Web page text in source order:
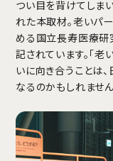
つい目を背けてしま
れた本取材。老いパ
める国立長寿医療研
記されています。「老
いに向き合うことは
なるのかもしれません